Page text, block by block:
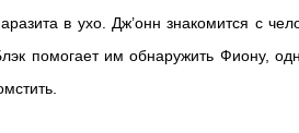
в ухо. Дж’онн знакомится с
помогает им обнаружить Фиону,